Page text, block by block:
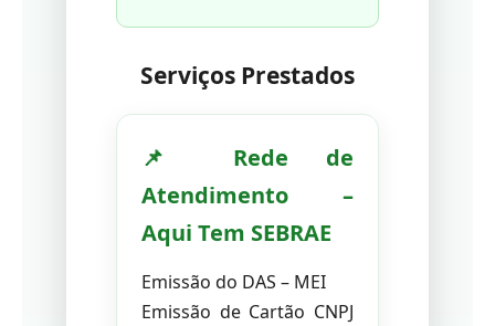
Serviços Prestados
📌 Rede de
Atendimento –
Aqui Tem SEBRAE
Emissão do DAS – MEI
Emissão de Cartão CNPJ